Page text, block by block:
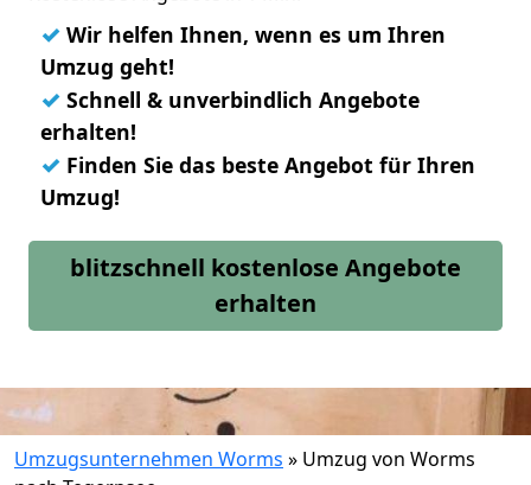
✓ Wir helfen Ihnen, wenn es um Ihren
Umzug geht!
✓ Schnell & unverbindlich Angebote
erhalten!
✓ Finden Sie das beste Angebot für Ihren
Umzug!
blitzschnell kostenlose Angebote
erhalten
Umzugsunternehmen Worms » Umzug von Worms